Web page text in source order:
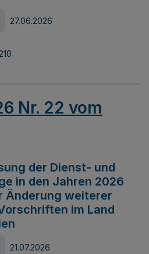
27.06.2026
210
Nr. 22 vom
der Dienst- und
in den Jahren 2026
Änderung weiterer
im Land
21.07.2026